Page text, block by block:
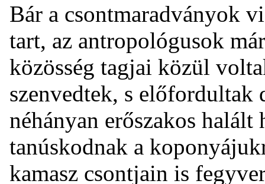
Bár a csontmaradványok
tart, az antropológusok
közösség tagjai közül
szenvedtek, s előfordultak
néhányan erőszakos
tanúskodnak a
kamasz csontjain is